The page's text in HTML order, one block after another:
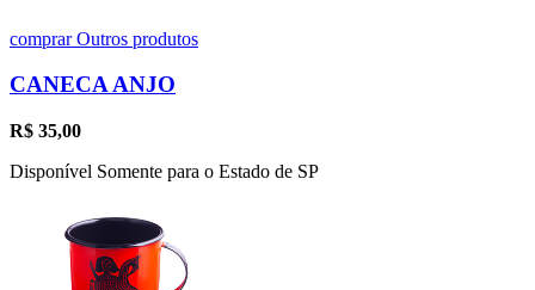
comprarOutros produtos
CANECA ANJO
R$ 35,00
Disponível Somente para o Estado de SP